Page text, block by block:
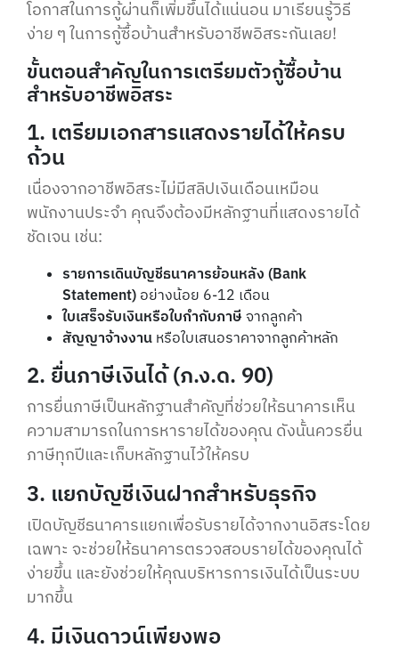
โอกาสในการกู้ผ่านก็เพิ่มขึ้นได้แน่นอน มาเรียนรู้วิธี
ง่าย ๆ ในการกู้ซื้อบ้านสำหรับอาชีพอิสระกันเลย!
ขั้นตอนสำคัญในการเตรียมตัวกู้ซื้อบ้าน
สำหรับอาชีพอิสระ
1. เตรียมเอกสารแสดงรายได้ให้ครบ
ถ้วน
เนื่องจากอาชีพอิสระไม่มีสลิปเงินเดือนเหมือน
พนักงานประจำ คุณจึงต้องมีหลักฐานที่แสดงรายได้
ชัดเจน เช่น:
รายการเดินบัญชีธนาคารย้อนหลัง (Bank
Statement) อย่างน้อย 6-12 เดือน
ใบเสร็จรับเงินหรือใบกำกับภาษี จากลูกค้า
สัญญาจ้างงาน หรือใบเสนอราคาจากลูกค้าหลัก
2. ยื่นภาษีเงินได้ (ภ.ง.ด. 90)
การยื่นภาษีเป็นหลักฐานสำคัญที่ช่วยให้ธนาคารเห็น
ความสามารถในการหารายได้ของคุณ ดังนั้นควรยื่น
ภาษีทุกปีและเก็บหลักฐานไว้ให้ครบ
3. แยกบัญชีเงินฝากสำหรับธุรกิจ
เปิดบัญชีธนาคารแยกเพื่อรับรายได้จากงานอิสระโดย
เฉพาะ จะช่วยให้ธนาคารตรวจสอบรายได้ของคุณได้
ง่ายขึ้น และยังช่วยให้คุณบริหารการเงินได้เป็นระบบ
มากขึ้น
4. มีเงินดาวน์เพียงพอ